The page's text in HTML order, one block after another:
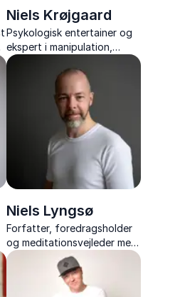
Niels Krøjgaard
Psykologisk entertainer og
ekspert i manipulation,
kropssprog og menneskelig
i
Niels Lyngsø
Forfatter, foredragsholder
og meditationsvejleder med
foredrag om meditation,
mindfulness og mental
træning – fra hverdagsro til